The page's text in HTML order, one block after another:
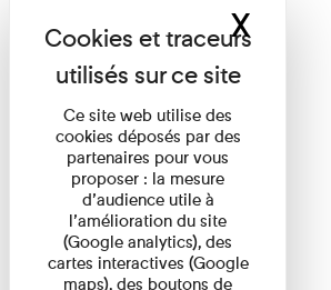
Ce site web utilise des
cookies déposés par des
partenaires pour vous
proposer : la mesure
d’audience utile à
l’amélioration du site
(Google analytics), des
cartes interactives (Google
maps), des boutons de
X